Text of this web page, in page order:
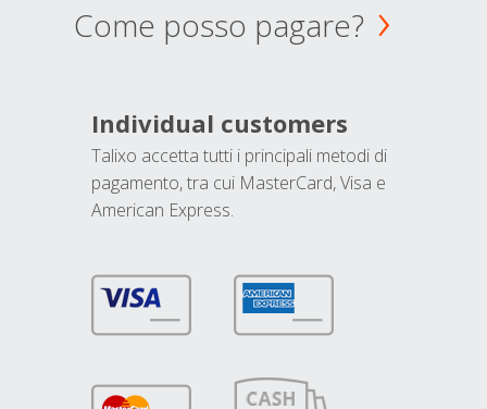
Come posso pagare?
Individual customers
Talixo accetta tutti i principali metodi di
pagamento, tra cui MasterCard, Visa e
American Express.